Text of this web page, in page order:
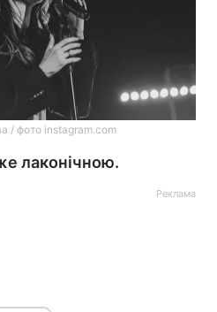
/ фото instagram.com
лаконічною.
Реклама